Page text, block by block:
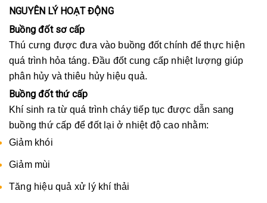
NGUYÊN LÝ HOẠT ĐỘNG
Buồng đốt sơ cấp
Thú cưng được đưa vào buồng đốt chính để thực hiện
quá trình hỏa táng. Đầu đốt cung cấp nhiệt lượng giúp
phân hủy và thiêu hủy hiệu quả.
Buồng đốt thứ cấp
Khí sinh ra từ quá trình cháy tiếp tục được dẫn sang
buồng thứ cấp để đốt lại ở nhiệt độ cao nhằm:
Giảm khói
Giảm mùi
Tăng hiệu quả xử lý khí thải